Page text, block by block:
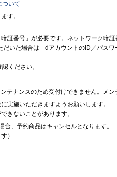
ついて
す。
証番号」が必要です。ネットワーク暗証
いた場合は「dアカウントのID／パス
認ください。
テナンスのため受付けできません。メン
実施いただきますようお願いします。
きないことがあります。
、予約商品はキャンセルとなります。
）